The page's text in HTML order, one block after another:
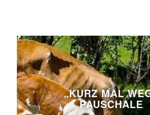
„KURZ MAL
PAUSCHALE